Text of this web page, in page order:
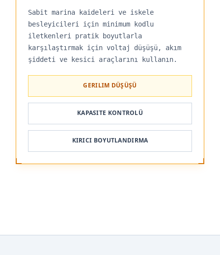
Sabit marina kaideleri ve iskele
besleyicileri için minimum kodlu
iletkenleri pratik boyutlarla
karşılaştırmak için voltaj düşüşü, akım
şiddeti ve kesici araçlarını kullanın.
GERILIM DÜŞÜŞÜ
KAPASITE KONTROLÜ
KIRICI BOYUTLANDIRMA